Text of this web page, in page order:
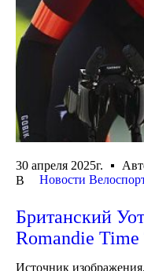
30 апреля 2025г.
В
Новости
Британский
Romandie
Источник